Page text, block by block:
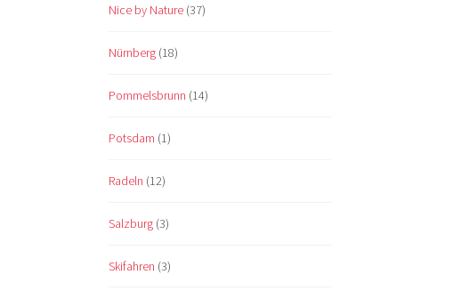
Nice by Nature (37)
Nürnberg (18)
Pommelsbrunn (14)
Potsdam (1)
Radeln (12)
Salzburg (3)
Skifahren (3)